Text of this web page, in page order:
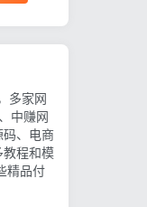
多家网
中赚网
、电商
程和模
精品付